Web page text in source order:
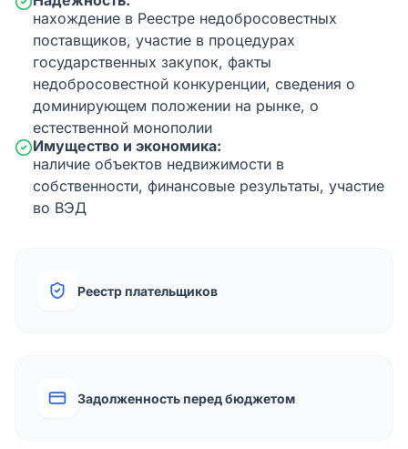
нахождение в Реестре недобросовестных
поставщиков, участие в процедурах
государственных закупок, факты
недобросовестной конкуренции, сведения о
доминирующем положении на рынке, о
естественной монополии
Имущество и экономика:
наличие объектов недвижимости в
собственности, финансовые результаты, участие
во ВЭД
Реестр плательщиков
Задолженность перед бюджетом